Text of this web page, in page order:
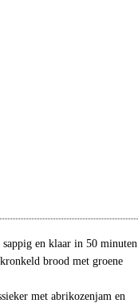
en klaar in 50 minuten
brood met groene
met abrikozenjam en